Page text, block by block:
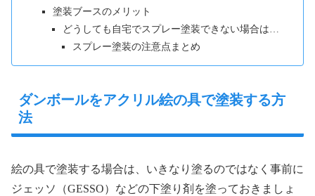
塗装ブースのメリット
どうしても自宅でスプレー塗装できない場合は…
スプレー塗装の注意点まとめ
ダンボールをアクリル絵の具で塗装する方
法
絵の具で塗装する場合は、いきなり塗るのではなく事前に
ジェッソ（GESSO）などの下塗り剤を塗っておきましょ